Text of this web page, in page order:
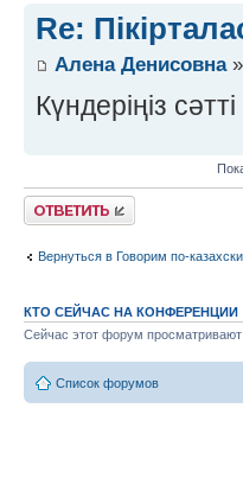
Re:
Алена Денисовна»
Күндеріңіз
Ответить
Вернуться в Говорим по-казахски
КТО СЕЙЧАС НА КОНФЕРЕНЦИИ
Сейчас этот форум
Список форумов